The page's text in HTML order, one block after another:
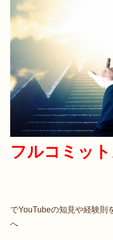
フルコミッ
でYouTubeの知見や経験則
へ